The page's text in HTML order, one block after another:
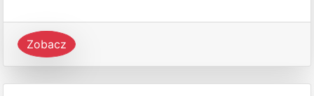
Zobacz